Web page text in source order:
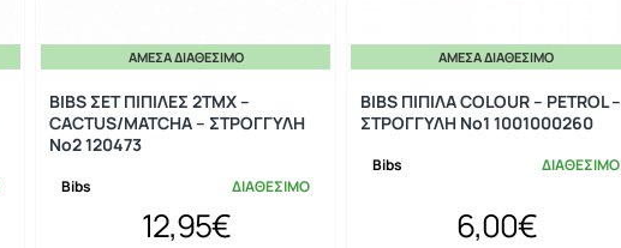
ΆΜΕΣΑ ΔΙΑΘΈΣΙΜΟ
Bibs ΔΙΑΘΕΣΙΜΟ
BIBS ΣΕΤ ΠΙΠΙΛΕΣ 2ΤΜΧ –
CACTUS/MATCHA – ΣΤΡΟΓΓΥΛΗ
No2 120473
12,95€
ΆΜΕΣΑ ΔΙΑΘΈΣΙΜΟ
Bibs ΔΙΑΘΕΣΙΜΟ
BIBS ΠΙΠΙΛΑ COLOUR – PETROL –
ΣΤΡΟΓΓΥΛΗ No1 1001000260
6,00€